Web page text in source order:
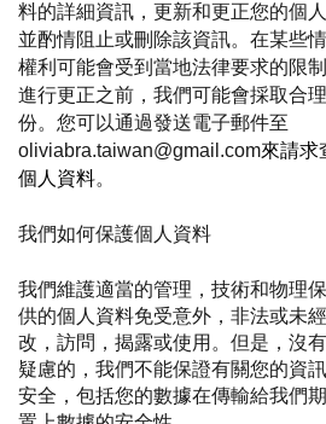
料的詳細資訊，更新和更正您的個
並酌情阻止或刪除該資訊。在某些
權利可能會受到當地法律要求的限
進行更正之前，我們可能會採取合
份。您可以通過發送電子郵件至
oliviabra.taiwan@gmail.com來請求
個人資料。
我們如何保護個人資料
我們維護適當的管理，技術和物理
供的個人資料免受意外，非法或未
改，訪問，揭露或使用。但是，沒
疑慮的，我們不能保證有關您的資
安全，包括您的數據在傳輸給我們